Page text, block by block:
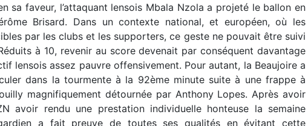
sa faveur, l’attaquant lensois Mbala Nzola a projeté le ballon en
Brisard. Dans un contexte national, et européen, où les
par les clubs et les supporters, ce geste ne pouvait être suivi
à 10, revenir au score devenait par conséquent davantage
lensois assez pauvre offensivement. Pour autant, la Beaujoire a
dans la tourmente à la 92ème minute suite à une frappe à
magnifiquement détournée par Anthony Lopes. Après avoir
avoir rendu une prestation individuelle honteuse la semaine
gardien a fait preuve de toutes ses qualités en évitant cette